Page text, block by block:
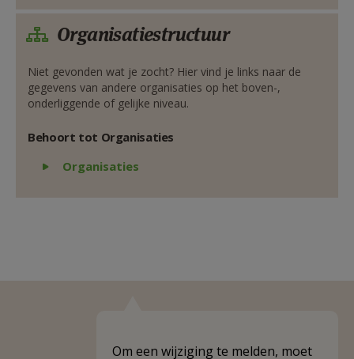
Organisatiestructuur
Niet gevonden wat je zocht? Hier vind je links naar de
gegevens van andere organisaties op het boven-,
onderliggende of gelijke niveau.
Behoort tot Organisaties
Weergeven
Organisaties
Om een wijziging te melden, moet